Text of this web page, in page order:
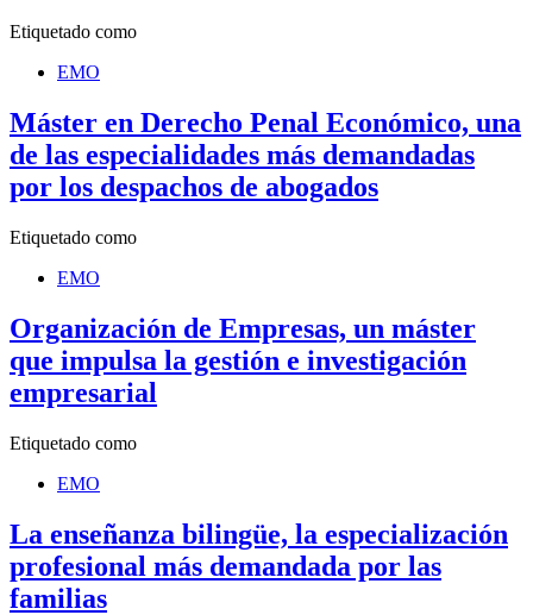
Etiquetado como
EMO
Máster en Derecho Penal Económico, una
de las especialidades más demandadas
por los despachos de abogados
Etiquetado como
EMO
Organización de Empresas, un máster
que impulsa la gestión e investigación
empresarial
Etiquetado como
EMO
La enseñanza bilingüe, la especialización
profesional más demandada por las
familias